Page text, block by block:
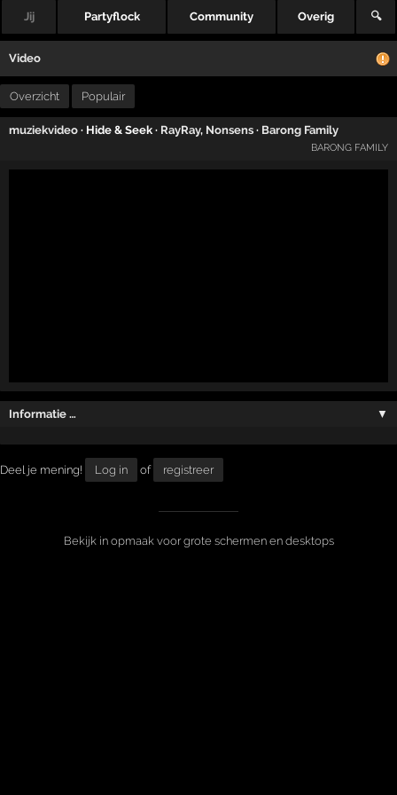
Jij Partyflock Community Overig 🔍
Video
Overzicht Populair
muziekvideo · Hide & Seek · RayRay, Nonsens · Barong Family
BARONG FAMILY
Informatie … ▼
Deel je mening! Log in of registreer
Bekijk in opmaak voor grote schermen en desktops